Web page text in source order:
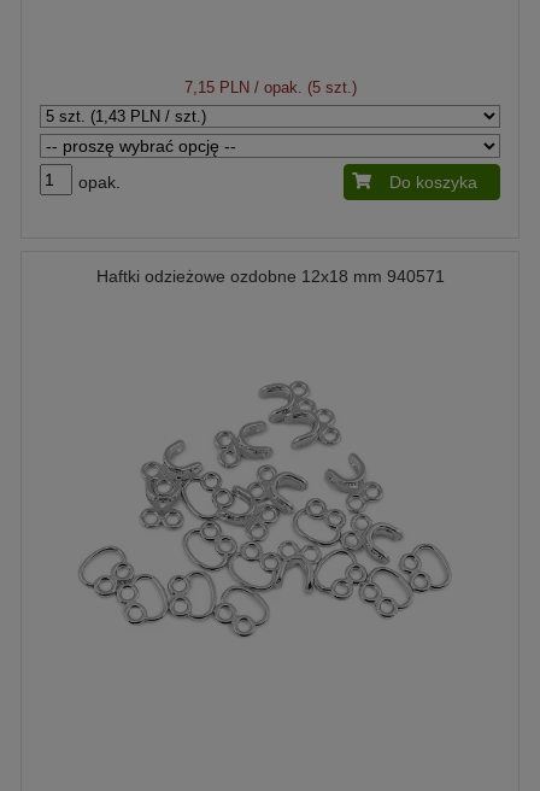
7,15 PLN/ opak. (5 szt.)
opak. Do koszyka
Haftki odzieżowe ozdobne 12x18 mm 940571